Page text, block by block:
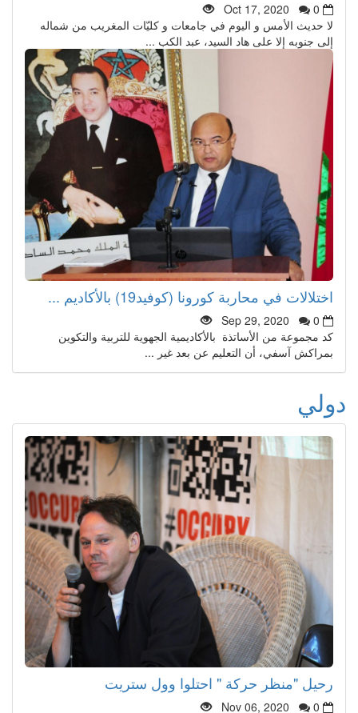
Oct 17, 2020
0
لا حديث الأمس و اليوم في جامعات و كليّات المغريب من شماله
إلى جنوبه إلا على هاد السيد، عبد الكب ...
اختلالات في محاربة كورونا (كوفيد19) بالأكاديم ...
Sep 29, 2020
0
كد مجموعة من الأساتذة بالأكاديمية الجهوية للتربية والتكوين
بمراكش آسفي، أن التعليم عن بعد غير ...
دولي
رحيل "منظر حركة " احتلوا وول ستريت
Nov 06, 2020 0